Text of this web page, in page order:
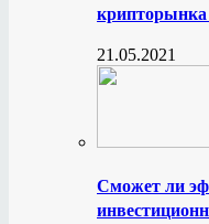
крипторынка
21.05.2021
Сможет ли